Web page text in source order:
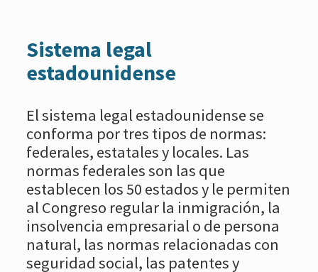
Sistema legal
estadounidense
El sistema legal estadounidense se
conforma por tres tipos de normas:
federales, estatales y locales. Las
normas federales son las que
establecen los 50 estados y le permiten
al Congreso regular la inmigración, la
insolvencia empresarial o de persona
natural, las normas relacionadas con
seguridad social, las patentes y